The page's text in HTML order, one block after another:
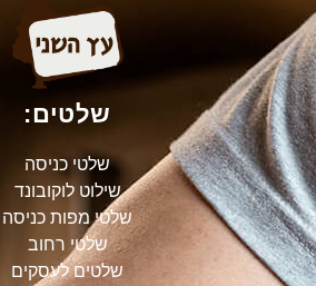
שלטים:
שלטי כניסה
שילוט לוקובונד
שלטי מפות כניסה
שלטי רחוב
שלטים לעסקים